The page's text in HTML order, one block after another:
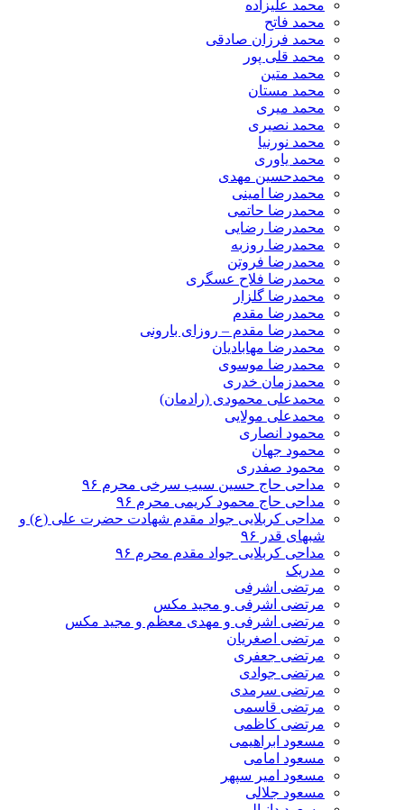
محمد علیزاده
محمد فاتح
محمد فرزان صادقی
محمد قلی پور
محمد متین
محمد مستان
محمد میری
محمد نصیری
محمد نورنیا
محمد یاوری
محمدحسین مهدی
محمدرضا امینی
محمدرضا حاتمی
محمدرضا رضایی
محمدرضا روزبه
محمدرضا فروتن
محمدرضا فلاح عسگری
محمدرضا گلزار
محمدرضا مقدم
محمدرضا مقدم – روزای بارونی
محمدرضا مهابادیان
محمدرضا موسوی
محمدزمان خدری
محمدعلی محمودی (رادمان)
محمدعلی مولایی
محمود انصاری
محمود جهان
محمود صفدری
مداحی حاج حسین سیب سرخی محرم ۹۶
مداحی حاج محمود کریمی محرم ۹۶
مداحی کربلایی جواد مقدم شهادت حضرت علی (ع) و
شبهای قدر ۹۶
مداحی کربلایی جواد مقدم محرم ۹۶
مدریک
مرتضی اشرفی
مرتضی اشرفی و مجید مکس
مرتضی اشرفی و مهدی معظم و مجید مکس
مرتضی اصغریان
مرتضی جعفری
مرتضی جوادی
مرتضی سرمدی
مرتضی قاسمی
مرتضی کاظمی
مسعود ابراهیمی
مسعود امامی
مسعود امیر سپهر
مسعود جلالی